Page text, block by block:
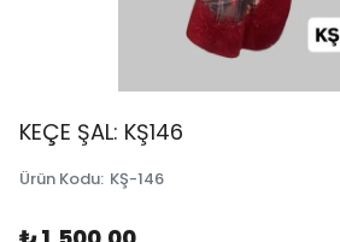
KEÇE ŞAL: KŞ146
Ürün Kodu: KŞ-146